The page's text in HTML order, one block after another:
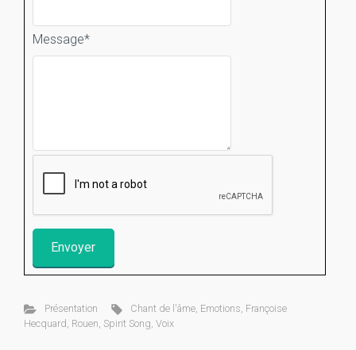
Message*
Présentation Chant de l'âme, Emotions, Françoise
Hecquard, Rouen, Spirit Song, Voix